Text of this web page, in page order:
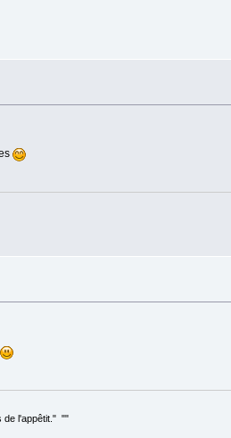
de l'appêtit." ""